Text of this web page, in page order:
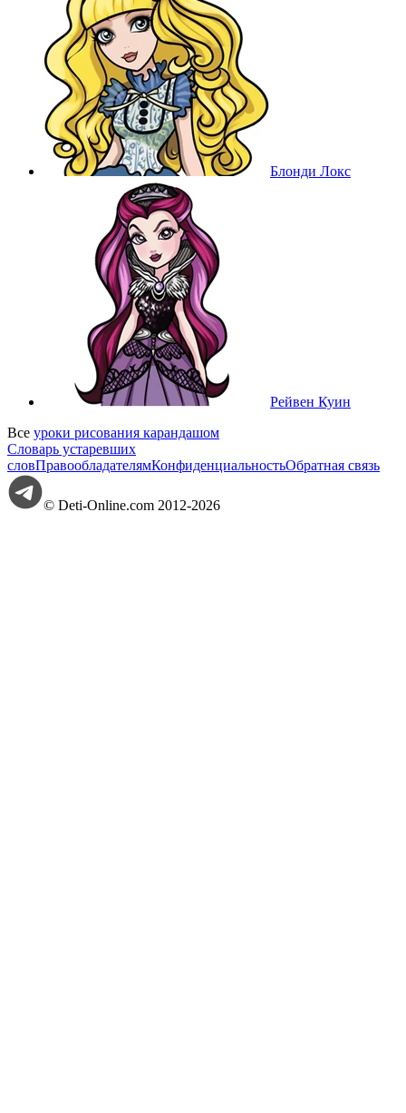
Блонди Локс
Рейвен Куин
Все уроки рисования карандашом
Словарь устаревших
словПравообладателямКонфиденциальностьОбратная связь
© Deti-Online.com 2012-2026